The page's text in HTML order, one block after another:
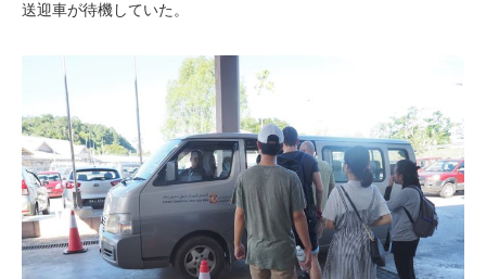
送迎車が待機していた。